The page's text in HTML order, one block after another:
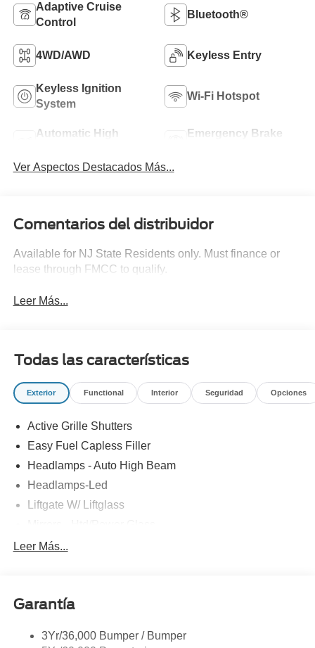
Adaptive Cruise
Control
Bluetooth®
4WD/AWD Keyless Entry
Keyless Ignition
System
Wi-Fi Hotspot
Automatic High
Emergency Brake
Ver Aspectos Destacados Más...
Comentarios del distribuidor
Available for NJ State Residents only. Must finance or
lease through FMCC to qualify.
Leer Más...
Todas las características
Exterior Functional Interior Seguridad Opciones
Active Grille Shutters
Easy Fuel Capless Filler
Headlamps - Auto High Beam
Headlamps-Led
Liftgate W/ Liftglass
Prv Gls-2Nd Rw/Liftgate
Taillamps-Led
Leer Más...
Garantía
3Yr/36,000 Bumper / Bumper